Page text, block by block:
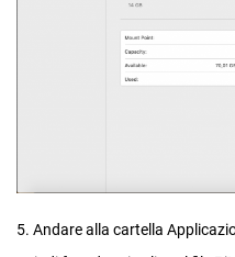
5. Andare alla cartella